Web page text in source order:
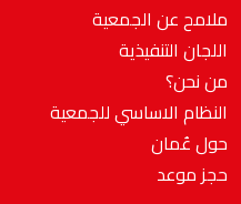
ملامح عن الجمعية
اللجان التنفيذية
من نحن؟
النظام الاساسي للجمعية
حول عُمان
حجز موعد